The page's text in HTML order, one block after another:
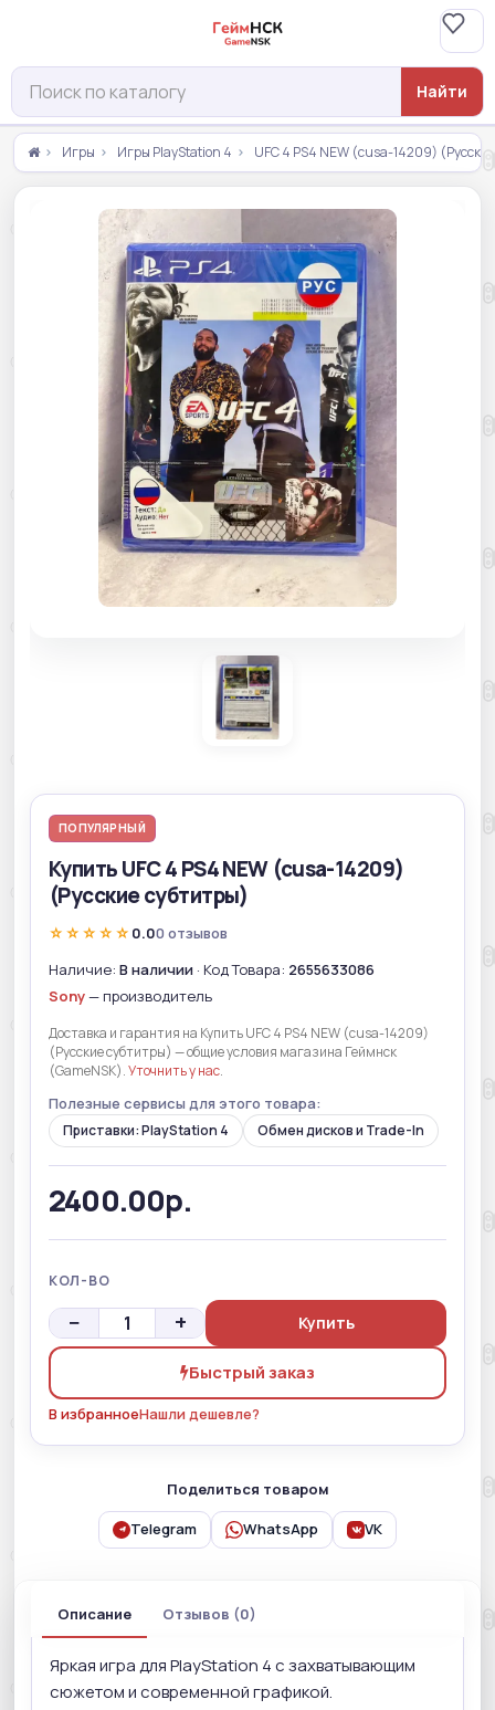
Найти
Игры Игры PlayStation 4 UFC 4 PS4 NEW (cusa-14209)
ПОПУЛЯРНЫЙ
Купить UFC 4 PS4 NEW (cusa-14209)
(Русские субтитры)
☆☆☆☆☆ 0.00 отзывов
Наличие: В наличии · Код Товара: 2655633086
Sony— производитель
Доставка и гарантия на Купить UFC 4 PS4 NEW (cusa-14209)
(Русские субтитры) — общие условия магазина Геймнск
(GameNSK).Уточнить у нас.
Полезные сервисы для этого товара:
Приставки: PlayStation 4 Обмен дисков и Trade-In
2400.00р.
КОЛ-ВО
− + Купить
Быстрый заказ
В избранноеНашли дешевле?
Поделиться товаром
Telegram WhatsApp VK
Описание Отзывов (0)
Яркая игра для PlayStation 4 с захватывающим
сюжетом и современной графикой.